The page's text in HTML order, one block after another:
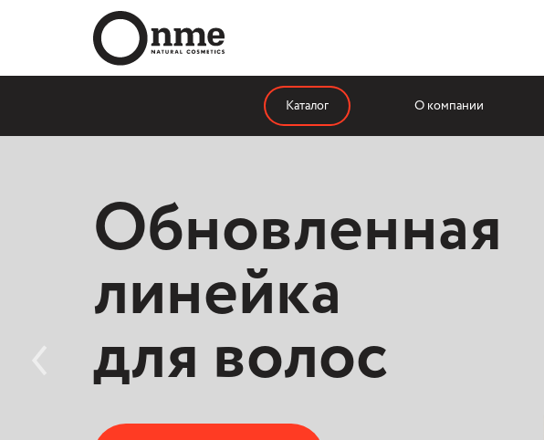
Каталог О компании
Обновленная
линейка
для волос
Апгрейд
линейки
мицеллярной
воды